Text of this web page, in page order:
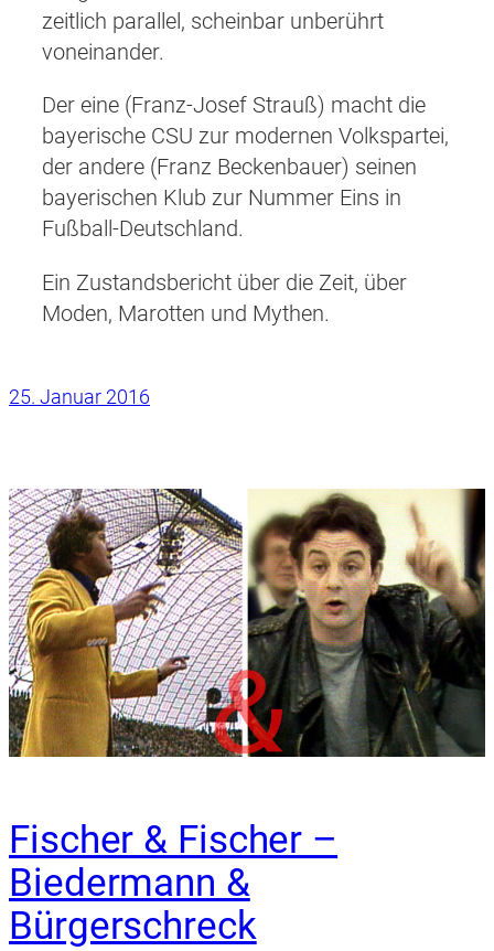
zeitlich parallel, scheinbar unberührt
voneinander.
Der eine (Franz-Josef Strauß) macht die
bayerische CSU zur modernen Volkspartei,
der andere (Franz Beckenbauer) seinen
bayerischen Klub zur Nummer Eins in
Fußball-Deutschland.
Ein Zustandsbericht über die Zeit, über
Moden, Marotten und Mythen.
25. Januar 2016
Fischer & Fischer –
Biedermann &
Bürgerschreck